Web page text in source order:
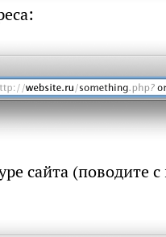
сайта (поводите